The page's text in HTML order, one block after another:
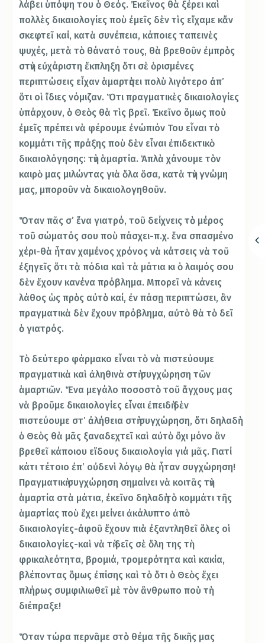
λάβει ὑπόψη του ὁ Θεός. Ἐκεῖνος θὰ ξέρει καὶ
πολλὲς δικαιολογίες ποὺ ἐμεῖς δὲν τὶς εἴχαμε κἄν
σκεφτεῖ καί, κατὰ συνέπεια, κάποιες ταπεινὲς
ψυχές, μετὰ τὸ θάνατό τους, θὰ βρεθοῦν ἐμπρὸς
στὴν εὐχάριστη ἔκπληξη ὅτι σὲ ὁρισμένες
περιπτώσεις εἶχαν ἁμαρτὴσει πολὺ λιγότερο ἀπ’
ὅτι οἱ ἴδιες νόμιζαν. Ὅτι πραγματικὲς δικαιολογίες
ὑπάρχουν, ὁ Θεὸς θὰ τὶς βρεῖ. Ἐκεῖνο ὅμως ποὺ
ἐμεῖς πρέπει νὰ φέρουμε ἐνώπιόν Του εἶναι τὸ
κομμάτι τῆς πράξης ποὺ δὲν εἶναι ἐπιδεκτικὸ
δικαιολόγησης: τὴν ἁμαρτία. Ἁπλὰ χάνουμε τὸν
καιρὸ μας μιλώντας γιὰ ὅλα ὅσα, κατὰ τὴν γνώμη
μας, μποροῦν νὰ δικαιολογηθοῦν.
Ὅταν πᾶς σ’ ἕνα γιατρό, τοῦ δείχνεις τὸ μέρος
τοῦ σώματός σου ποὺ πάσχει-π.χ. ἕνα σπασμένο
χέρι-θὰ ἦταν χαμένος χρόνος νὰ κάτσεις νὰ τοῦ
ἐξηγεῖς ὅτι τὰ πόδια καὶ τὰ μάτια κι ὁ λαιμός σου
δὲν ἔχουν κανένα πρόβλημα. Μπορεῖ νὰ κάνεις
λάθος ὡς πρὸς αὐτὸ καί, ἐν πάσῃ περιπτώσει, ἂν
πραγματικὰ δὲν ἔχουν πρόβλημα, αὐτὸ θὰ τὸ δεῖ
ὁ γιατρός.
Τὸ δεύτερο φάρμακο εἶναι τὸ νὰ πιστεύουμε
πραγματικὰ καὶ ἀληθινὰ στὴ συγχώρηση τῶν
ἁμαρτιῶν. Ἕνα μεγάλο ποσοστὸ τοῦ ἄγχους μας
νὰ βροῦμε δικαιολογίες εἶναι ἐπειδὴ δὲν
πιστεύουμε στ’ ἀλήθεια στὴ συγχώρηση, ὅτι δηλαδὴ
ὁ Θεὸς θὰ μᾶς ξαναδεχτεῖ καὶ αὐτὸ ὄχι μόνο ἂν
βρεθεῖ κάποιου εἴδους δικαιολογία γιά μᾶς. Γιατί
κάτι τέτοιο ἐπ’ οὐδενὶ λόγῳ θὰ ἦταν συγχώρηση!
Πραγματικὴ συγχώρηση σημαίνει νὰ κοιτᾶς τὴν
ἁμαρτία στὰ μάτια, ἐκεῖνο δηλαδὴ τὸ κομμάτι τῆς
ἁμαρτίας ποὺ ἔχει μείνει ἀκάλυπτο ἀπὸ
δικαιολογίες-ἀφοῦ ἔχουν πιὰ ἐξαντληθεῖ ὅλες οἱ
δικαιολογίες-καὶ νὰ τὴ δεῖς σὲ ὅλη της τὴ
φρικαλεότητα, βρομιά, τρομερότητα καὶ κακία,
βλέποντας ὃμως ἐπίσης καὶ τὸ ὅτι ὁ Θεὸς ἔχει
πλήρως συμφιλιωθεῖ μὲ τὸν ἄνθρωπο ποὺ τὴ
διέπραξε!
Ὅταν τώρα περνᾶμε στὸ θέμα τῆς δικῆς μας